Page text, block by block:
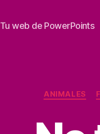
Tu web de PowerPoints
ANIMALES